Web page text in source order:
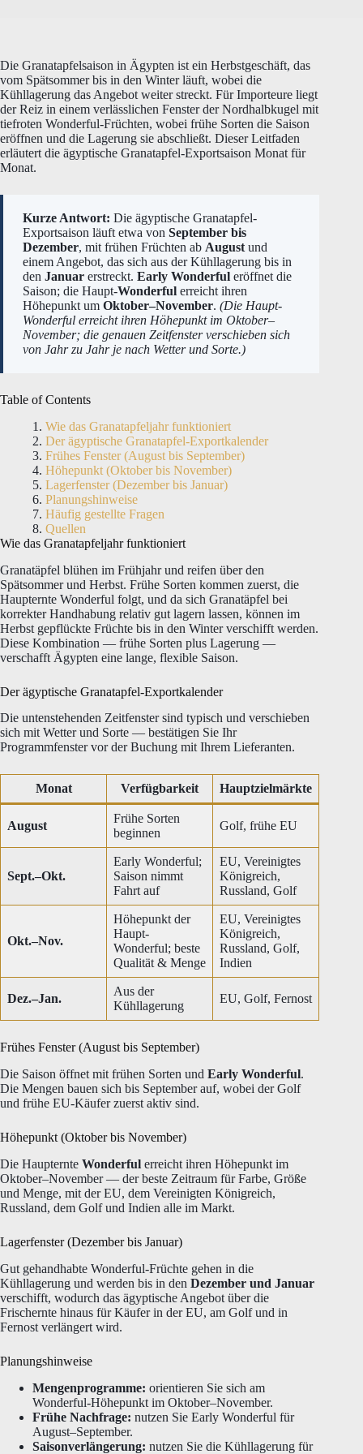
Die Granatapfelsaison in Ägypten ist ein Herbstgeschäft, das
vom Spätsommer bis in den Winter läuft, wobei die
Kühllagerung das Angebot weiter streckt. Für Importeure liegt
der Reiz in einem verlässlichen Fenster der Nordhalbkugel mit
tiefroten Wonderful-Früchten, wobei frühe Sorten die Saison
eröffnen und die Lagerung sie abschließt. Dieser Leitfaden
erläutert die ägyptische Granatapfel-Exportsaison Monat für
Monat.
Kurze Antwort: Die ägyptische Granatapfel-
Exportsaison läuft etwa von September bis
Dezember, mit frühen Früchten ab August und
einem Angebot, das sich aus der Kühllagerung bis in
den Januar erstreckt. Early Wonderful eröffnet die
Saison; die Haupt-Wonderful erreicht ihren
Höhepunkt um Oktober–November. (Die Haupt-
Wonderful erreicht ihren Höhepunkt im Oktober–
November; die genauen Zeitfenster verschieben sich
von Jahr zu Jahr je nach Wetter und Sorte.)
Table of Contents
Wie das Granatapfeljahr funktioniert
Der ägyptische Granatapfel-Exportkalender
Frühes Fenster (August bis September)
Höhepunkt (Oktober bis November)
Lagerfenster (Dezember bis Januar)
Planungshinweise
Häufig gestellte Fragen
Quellen
Wie das Granatapfeljahr funktioniert
Granatäpfel blühen im Frühjahr und reifen über den
Spätsommer und Herbst. Frühe Sorten kommen zuerst, die
Haupternte Wonderful folgt, und da sich Granatäpfel bei
korrekter Handhabung relativ gut lagern lassen, können im
Herbst gepflückte Früchte bis in den Winter verschifft werden.
Diese Kombination — frühe Sorten plus Lagerung —
verschafft Ägypten eine lange, flexible Saison.
Der ägyptische Granatapfel-Exportkalender
Die untenstehenden Zeitfenster sind typisch und verschieben
sich mit Wetter und Sorte — bestätigen Sie Ihr
Programmfenster vor der Buchung mit Ihrem Lieferanten.
Monat Verfügbarkeit Hauptzielmärkte
August
Frühe Sorten
beginnen
Golf, frühe EU
Sept.–Okt.
Early Wonderful;
Saison nimmt
Fahrt auf
EU, Vereinigtes
Königreich,
Russland, Golf
Okt.–Nov.
Höhepunkt der
Haupt-
Wonderful; beste
Qualität & Menge
EU, Vereinigtes
Königreich,
Russland, Golf,
Indien
Dez.–Jan.
Aus der
Kühllagerung
EU, Golf, Fernost
Frühes Fenster (August bis September)
Die Saison öffnet mit frühen Sorten und Early Wonderful.
Die Mengen bauen sich bis September auf, wobei der Golf
und frühe EU-Käufer zuerst aktiv sind.
Höhepunkt (Oktober bis November)
Die Haupternte Wonderful erreicht ihren Höhepunkt im
Oktober–November — der beste Zeitraum für Farbe, Größe
und Menge, mit der EU, dem Vereinigten Königreich,
Russland, dem Golf und Indien alle im Markt.
Lagerfenster (Dezember bis Januar)
Gut gehandhabte Wonderful-Früchte gehen in die
Kühllagerung und werden bis in den Dezember und Januar
verschifft, wodurch das ägyptische Angebot über die
Frischernte hinaus für Käufer in der EU, am Golf und in
Fernost verlängert wird.
Planungshinweise
Mengenprogramme: orientieren Sie sich am
Wonderful-Höhepunkt im Oktober–November.
Frühe Nachfrage: nutzen Sie Early Wonderful für
August–September.
Saisonverlängerung: nutzen Sie die Kühllagerung für